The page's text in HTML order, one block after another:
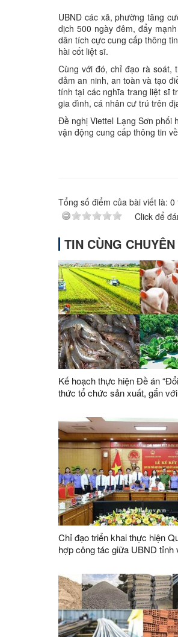
UBND các xã, phường tăng
dịch 500 ngày đêm, đẩy
dân tích cực cung cấp thông
hài cốt liệt sĩ.
Cùng với đó, chỉ đạo rà soát,
đảm an ninh, an toàn và tạo
tính tại các nghĩa trang liệt sĩ
gia đình, cá nhân cư trú trên
Đề nghị Viettel Lạng Sơn phối
vận động cung cấp thông tin
Tổng số điểm của bài viết là: 0
Click để
TIN CÙNG
Kế hoạch thực hiện Đề án
thức tổ chức sản xuất, gắn
dựng thương hiệu trong lĩnh
lâm nghiệp giai đoạn 2026 -
Chỉ đạo triển khai thực hiện
hợp công tác giữa UBND tỉnh